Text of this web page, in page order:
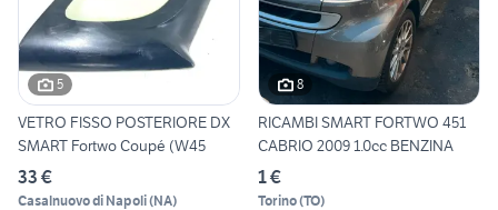
5
VETRO FISSO POSTERIORE DX
SMART Fortwo Coupé (W45
33 €
Casalnuovo di Napoli(NA)
8
RICAMBI SMART FORTWO 451
CABRIO 2009 1.0cc BENZINA
1 €
Torino(TO)